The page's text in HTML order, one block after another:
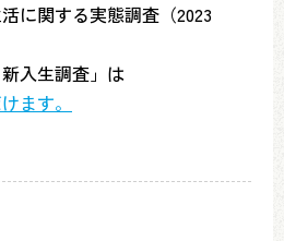
に関する実態調査（2023
新入生調査」は
ます。